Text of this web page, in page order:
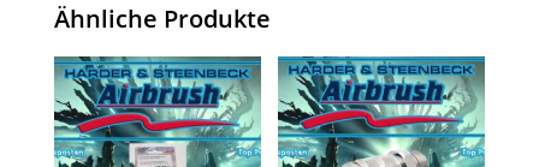
Ähnliche Produkte